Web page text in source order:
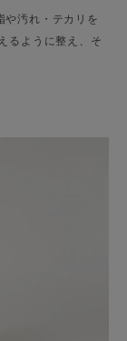
や汚れ・テカリを
るように整え、そ